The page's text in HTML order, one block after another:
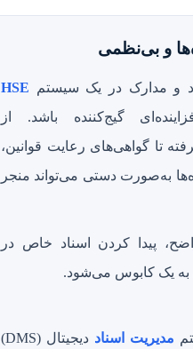
و مدارک در یک سیستم HSE
گیج‌کننده باشد. از
تا گواهی‌های رعایت قوانین،
به‌صورت دستی می‌تواند منجر
پیدا کردن اسناد خاص در
به یک کابوس می‌شود.
مدیریت اسناد
دیجیتال (DMS)